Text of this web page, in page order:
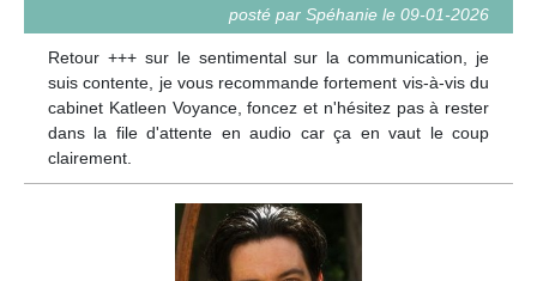
posté par Spéhanie le 09-01-2026
Retour +++ sur le sentimental sur la communication, je
suis contente, je vous recommande fortement vis-à-vis du
cabinet Katleen Voyance, foncez et n'hésitez pas à rester
dans la file d'attente en audio car ça en vaut le coup
clairement.